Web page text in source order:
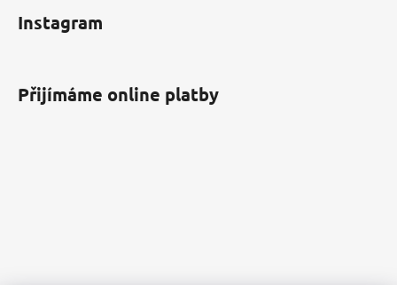
Instagram
Přijímáme online platby